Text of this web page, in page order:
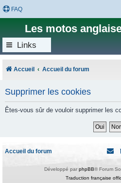
FAQ
Les motos
Links
Accueil Accueil du forum
Supprimer les cookies
Êtes-vous sûr de vouloir supprimer les
Accueil du forum
Développé par phpBB® Forum
Traduction française